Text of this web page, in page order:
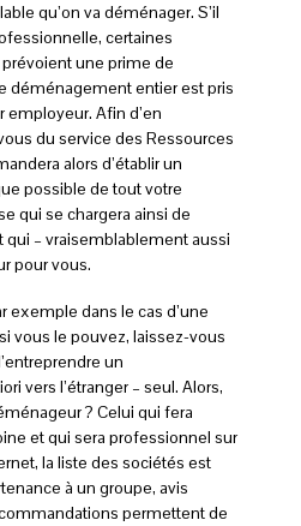
qu’on va déménager. S’il
certaines
une prime de
déménagement entier est pris
employeur. Afin d’en
du service des Ressources
alors d’établir un
possible de tout votre
qui se chargera ainsi de
qui – vraisemblablement aussi
pour vous.
exemple dans le cas d’une
vous le pouvez, laissez-vous
un
vers l’étranger – seul. Alors,
? Celui qui fera
et qui sera professionnel sur
la liste des sociétés est
à un groupe, avis
permettent de